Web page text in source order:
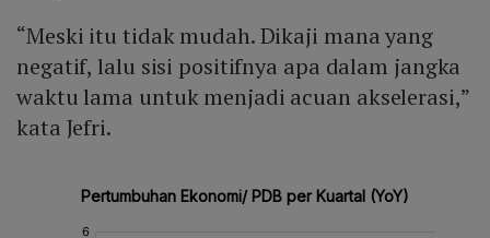
“Meski itu tidak mudah. Dikaji mana yang
negatif, lalu sisi positifnya apa dalam jangka
waktu lama untuk menjadi acuan akselerasi,”
kata Jefri.